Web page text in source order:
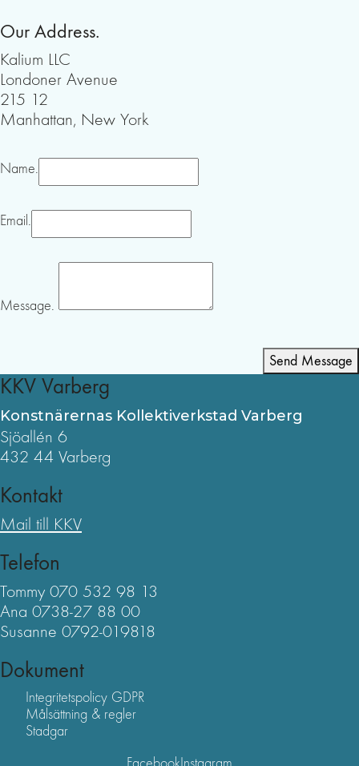
Our Address.
Kalium LLC
Londoner Avenue
215 12
Manhattan, New York
Name.
Email.
Message.
Send Message
KKV Varberg
Konstnärernas Kollektiverkstad Varberg
Sjöallén 6
432 44 Varberg
Kontakt
Mail till KKV
Telefon
Tommy 070 532 98 13
Ana 0738-27 88 00
Susanne 0792-019818
Dokument
Integritetspolicy GDPR
Målsättning & regler
Stadgar